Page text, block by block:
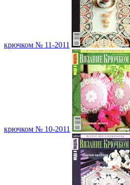
крючком № 11-2011
крючком № 10-2011